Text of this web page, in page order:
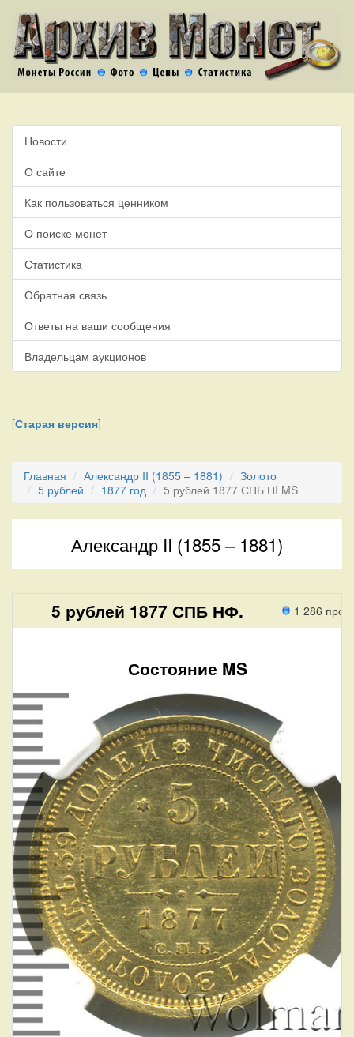
Новости
О сайте
Как пользоваться ценником
О поиске монет
Статистика
Обратная связь
Ответы на ваши сообщения
Владельцам аукционов
[Старая версия]
Главная Александр II (1855 – 1881)
Золото
5 рублей
1877 год 5 рублей 1877 СПБ НI MS
Александр II (1855 – 1881)
1 286
5 рублей 1877 СПБ НФ.
Состояние MS